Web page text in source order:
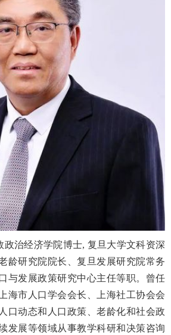
政治经济学院博士, 复旦大学文科资深
龄研究院院长、复旦发展研究院常务
与发展政策研究中心主任等职。曾任
海市人口学会会长、上海社工协会会
口动态和人口政策、老龄化和社会政
发展等领域从事教学科研和决策咨询